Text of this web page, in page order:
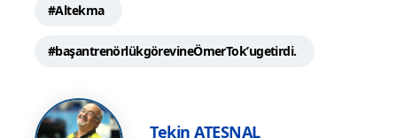
#Altekma
#başantrenörlükgörevineÖmerTok’ugetirdi.
Tekin ATEŞNAL